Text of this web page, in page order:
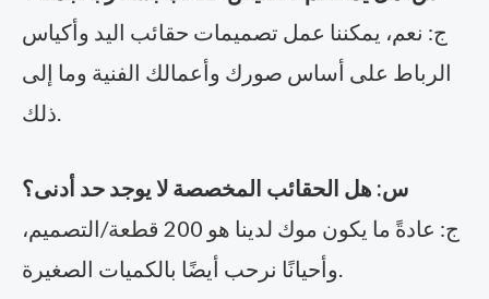
ج: نعم، يمكننا عمل تصميمات حقائب اليد وأكياس
الرباط على أساس صورك وأعمالك الفنية وما إلى
ذلك.
س: هل الحقائب المخصصة لا يوجد حد أدنى؟
ج: عادةً ما يكون موك لدينا هو 200 قطعة/التصميم،
وأحيانًا نرحب أيضًا بالكميات الصغيرة.